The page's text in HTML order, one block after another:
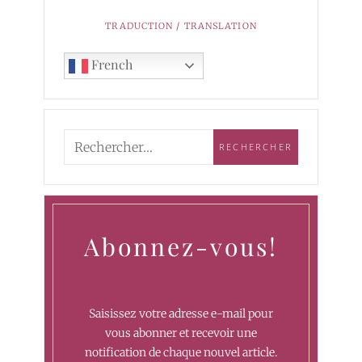
TRADUCTION / TRANSLATION
French
Abonnez-vous!
Saisissez votre adresse e-mail pour
vous abonner et recevoir une
notification de chaque nouvel article.